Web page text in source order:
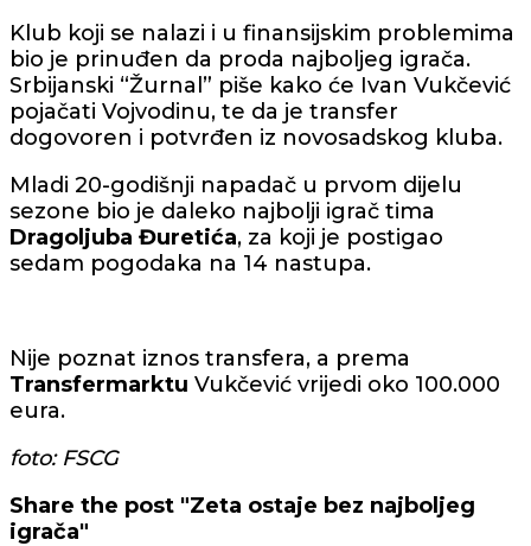
Klub koji se nalazi i u finansijskim problemima
bio je prinuđen da proda najboljeg igrača.
Srbijanski “Žurnal” piše kako će Ivan Vukčević
pojačati Vojvodinu, te da je transfer
dogovoren i potvrđen iz novosadskog kluba.
Mladi 20-godišnji napadač u prvom dijelu
sezone bio je daleko najbolji igrač tima
Dragoljuba Đuretića, za koji je postigao
sedam pogodaka na 14 nastupa.
Nije poznat iznos transfera, a prema
Transfermarktu Vukčević vrijedi oko 100.000
eura.
foto: FSCG
Share the post "Zeta ostaje bez najboljeg
igrača"